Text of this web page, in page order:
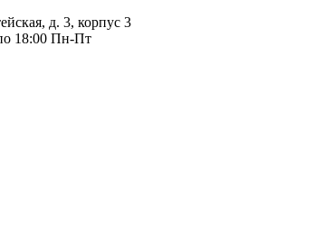
д. 3, корпус 3
18:00 Пн-Пт